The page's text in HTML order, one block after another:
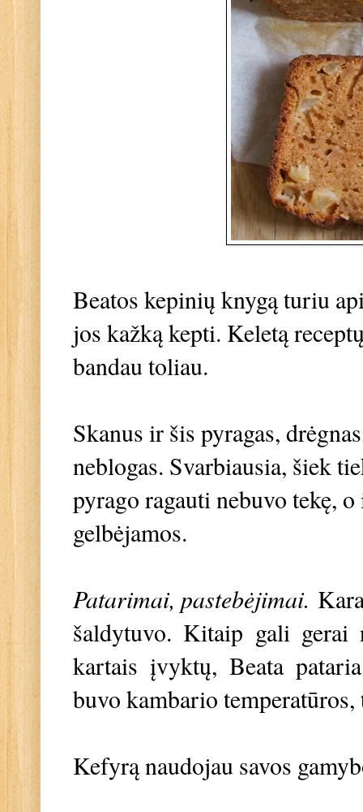
Beatos kepinių knygą turiu
jos kažką kepti. Keletą
bandau toliau.
Skanus ir šis pyragas,
neblogas. Svarbiausia, šiek
pyrago ragauti nebuvo tekę,
gelbėjamos.
Patarimai, pastebėjimai.
šaldytuvo. Kitaip gali gerai
kartais įvyktų, Beata
buvo kambario
Kefyrą naudojau savos